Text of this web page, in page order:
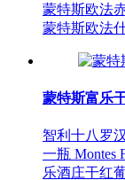
蒙特斯欧法
蒙特斯欧法
蒙特斯富乐
智利十八罗
一瓶 Montes
乐酒庄干红